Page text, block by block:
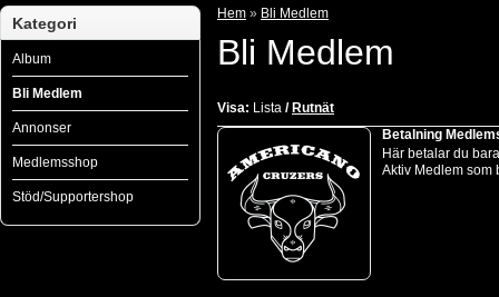
Kategori
Album
Bli Medlem
Annonser
Medlemsshop
Stöd/Supportershop
Hem » Bli Medlem
Bli Medlem
Visa: Lista / Rutnät
Betalning
Här betalar du
Aktiv Medlem som